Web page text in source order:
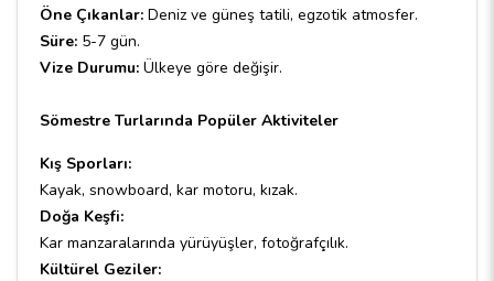
Öne Çıkanlar: Deniz ve güneş tatili, egzotik atmosfer.
Süre: 5-7 gün.
Vize Durumu: Ülkeye göre değişir.
Sömestre Turlarında Popüler Aktiviteler
Kış Sporları:
Kayak, snowboard, kar motoru, kızak.
Doğa Keşfi:
Kar manzaralarında yürüyüşler, fotoğrafçılık.
Kültürel Geziler: